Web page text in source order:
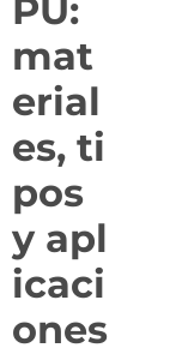
PU:
mat
erial
es, ti
pos
y apl
icaci
ones